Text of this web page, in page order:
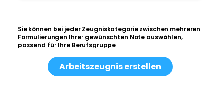
Sie können bei jeder Zeugniskategorie zwischen mehreren
Formulierungen Ihrer gewünschten Note auswählen,
passend für Ihre Berufsgruppe
Arbeitszeugnis erstellen